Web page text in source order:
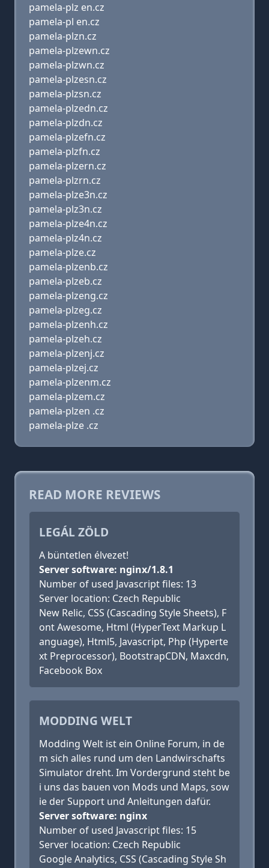
pamela-plz en.cz
pamela-pl en.cz
pamela-plzn.cz
pamela-plzewn.cz
pamela-plzwn.cz
pamela-plzesn.cz
pamela-plzsn.cz
pamela-plzedn.cz
pamela-plzdn.cz
pamela-plzefn.cz
pamela-plzfn.cz
pamela-plzern.cz
pamela-plzrn.cz
pamela-plze3n.cz
pamela-plz3n.cz
pamela-plze4n.cz
pamela-plz4n.cz
pamela-plze.cz
pamela-plzenb.cz
pamela-plzeb.cz
pamela-plzeng.cz
pamela-plzeg.cz
pamela-plzenh.cz
pamela-plzeh.cz
pamela-plzenj.cz
pamela-plzej.cz
pamela-plzenm.cz
pamela-plzem.cz
pamela-plzen .cz
pamela-plze .cz
READ MORE REVIEWS
LEGÁL ZÖLD
A büntetlen élvezet!
Server software: nginx/1.8.1
Number of used Javascript files: 13
Server location: Czech Republic
New Relic, CSS (Cascading Style Sheets), F
ont Awesome, Html (HyperText Markup L
anguage), Html5, Javascript, Php (Hyperte
xt Preprocessor), BootstrapCDN, Maxcdn,
Facebook Box
MODDING WELT
Modding Welt ist ein Online Forum, in de
m sich alles rund um den Landwirschafts
Simulator dreht. Im Vordergrund steht be
i uns das bauen von Mods und Maps, sow
ie der Support und Anleitungen dafür.
Server software: nginx
Number of used Javascript files: 15
Server location: Czech Republic
Google Analytics, CSS (Cascading Style Sh